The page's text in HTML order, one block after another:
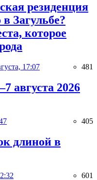
резиденция
Загульбе?
которое
17:07 481
августа 2026
405
длиной в
601